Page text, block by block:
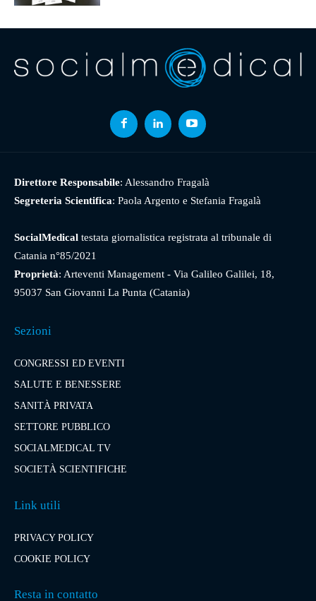
Direttore Responsabile: Alessandro Fragalà
Segreteria Scientifica: Paola Argento e Stefania Fragalà
SocialMedical testata giornalistica registrata al tribunale di
Catania n°85/2021
Proprietà: Arteventi Management - Via Galileo Galilei, 18,
95037 San Giovanni La Punta (Catania)
Sezioni
CONGRESSI ED EVENTI
SALUTE E BENESSERE
SANITÀ PRIVATA
SETTORE PUBBLICO
SOCIALMEDICAL TV
SOCIETÀ SCIENTIFICHE
Link utili
PRIVACY POLICY
COOKIE POLICY
Resta in contatto